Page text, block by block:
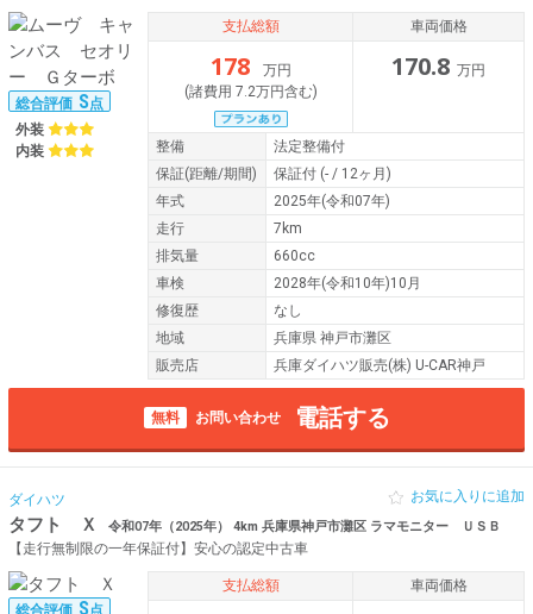
総合評価 S点
外装
内装
支払総額
178
万円
(諸費用 7.2万円含む)
車両価格
170.8 万円
整備
法定整備付
保証(距離/期間) 保証付 (- / 12ヶ月)
年式
2025年(令和07年)
走行
7km
排気量
660cc
車検
2028年(令和10年)10月
修復歴
なし
地域
兵庫県 神戸市灘区
販売店
兵庫ダイハツ販売(株) U-CAR神戸
無料 お問い合わせ 電話する
ダイハツ
タフト Ｘ 令和07年（2025年） 4km 兵庫県神戸市灘区 ラマモニター ＵＳＢ
【走行無制限の一年保証付】安心の認定中古車
お気に入りに追加
総合評価 S点
支払総額 車両価格